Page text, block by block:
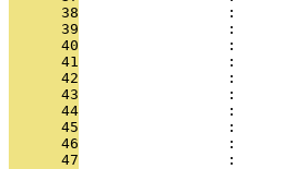
      38
:
      39
:
      40
:
      41
:
      42
:
      43
:
      44
:
      45
:
      46
:
      47
: